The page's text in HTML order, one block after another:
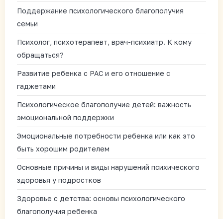
Поддержание психологического благополучия
семьи
Психолог, психотерапевт, врач-психиатр. К кому
обращаться?
Развитие ребенка с РАС и его отношение с
гаджетами
Психологическое благополучие детей: важность
эмоциональной поддержки
Эмоциональные потребности ребенка или как это
быть хорошим родителем
Основные причины и виды нарушений психического
здоровья у подростков
Здоровье с детства: основы психологического
благополучия ребенка